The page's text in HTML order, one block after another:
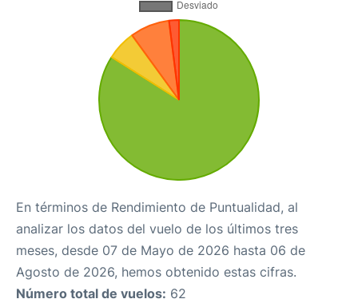
En términos de Rendimiento de Puntualidad, al
analizar los datos del vuelo de los últimos tres
meses, desde 07 de Mayo de 2026 hasta 06 de
Agosto de 2026, hemos obtenido estas cifras.
Número total de vuelos: 62